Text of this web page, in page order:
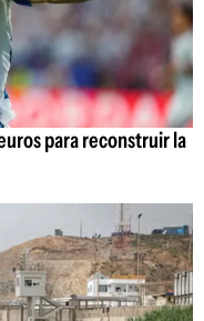
para reconstruir la